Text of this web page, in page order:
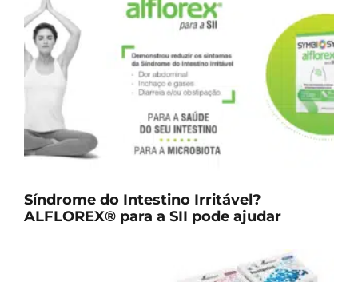
Síndrome do Intestino Irritável?
ALFLOREX® para a SII pode ajudar